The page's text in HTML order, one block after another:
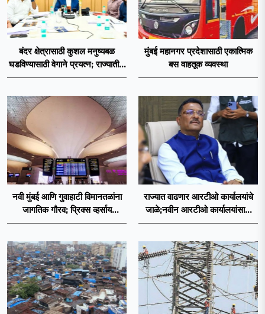
बंदर क्षेत्रासाठी कुशल मनुष्यबळ
घडविण्यासाठी वेगाने प्रयत्न; राज्यातील
सहा आयटीआयमध्ये विशेष अभ्यासक्रम
मुंबई महानगर प्रदेशासाठी एकात्मिक
बस वाहतूक व्यवस्था
नवी मुंबई आणि गुवाहाटी विमानतळांना
जागतिक गौरव; प्रिक्स व्हर्साय
२०२६च्या यादीत स्थान
राज्यात वाढणार आरटीओ कार्यालयांचे
जाळे;नवीन आरटीओ कार्यालयांसाठी
निकष निश्चित